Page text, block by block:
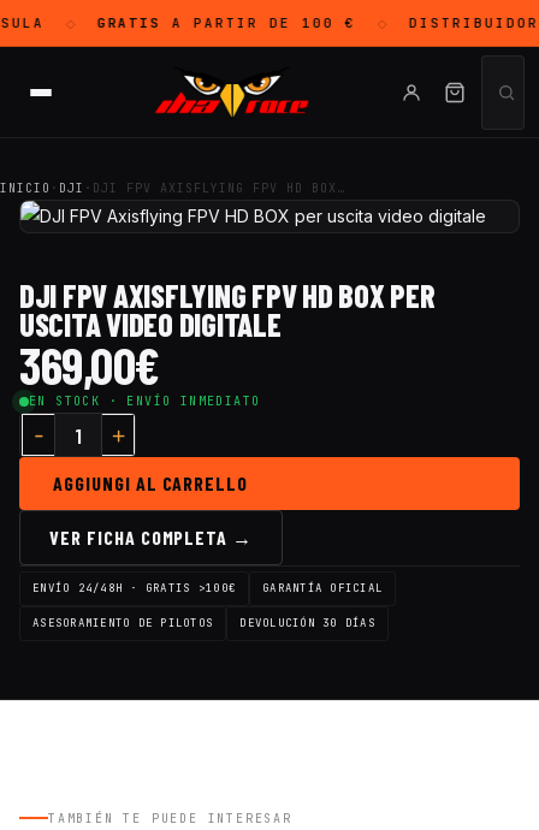
◇ GRATISA PARTIR DE 100 € ◇
INICIO · DJI · DJI FPV AXISFLYING FPV HD BOX…
DJI FPV AXISFLYING FPV HD BOX PER
USCITA VIDEO DIGITALE
369,00€
EN STOCK · ENVÍO INMEDIATO
AGGIUNGI AL CARRELLO
VER FICHA COMPLETA →
ENVÍO 24/48H · GRATIS >100€ GARANTÍA OFICIAL
ASESORAMIENTO DE PILOTOS DEVOLUCIÓN 30 DÍAS
TAMBIÉN TE PUEDE INTERESAR